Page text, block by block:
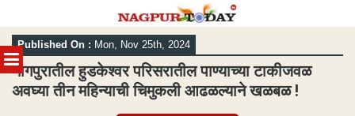
MENU
Skip
to
content
Published On : Mon, Nov 25th, 2024
नागपुरातील हुडकेश्वर परिसरातील पाण्याच्या टाकीजवळ
अवघ्या तीन महिन्याची चिमुकली आढळल्याने खळबळ !